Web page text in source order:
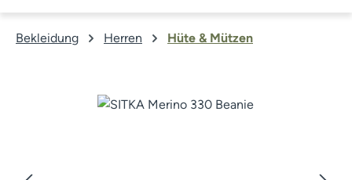
Bekleidung Herren Hüte & Mützen
Bildergalerie überspringen